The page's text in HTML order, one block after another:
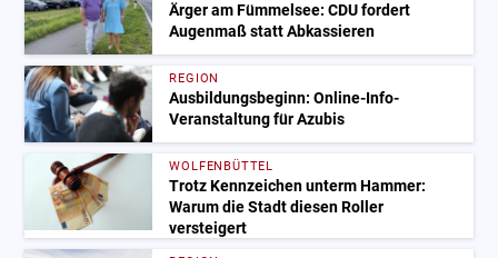
Ärger am Fümmelsee: CDU fordert
Augenmaß statt Abkassieren
REGION
Ausbildungsbeginn: Online-Info-
Veranstaltung für Azubis
WOLFENBÜTTEL
Trotz Kennzeichen unterm Hammer:
Warum die Stadt diesen Roller
versteigert